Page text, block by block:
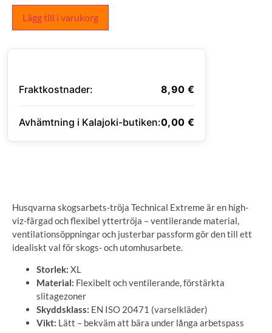
Lägg till i varukorg
Fraktkostnader: 8,90 €
Avhämtning i Kalajoki-butiken:0,00 €
Husqvarna skogsarbets-tröja Technical Extreme är en high-
viz-färgad och flexibel yttertröja – ventilerande material,
ventilationsöppningar och justerbar passform gör den till ett
idealiskt val för skogs- och utomhusarbete.
Storlek: XL
Material: Flexibelt och ventilerande, förstärkta
slitagezoner
Skyddsklass: EN ISO 20471 (varselkläder)
Vikt: Lätt – bekväm att bära under långa arbetspass